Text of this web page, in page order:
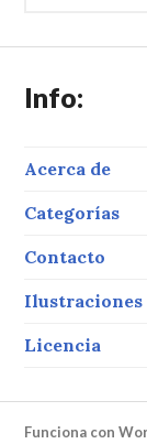
Info:
Acerca de
Categorías
Contacto
Ilustraciones
Licencia
Funciona con